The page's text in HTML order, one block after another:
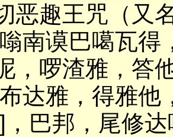
恶趣王咒（又
南谟巴噶瓦得
，啰渣雅，答
达雅，得雅他
，巴邦，尾修